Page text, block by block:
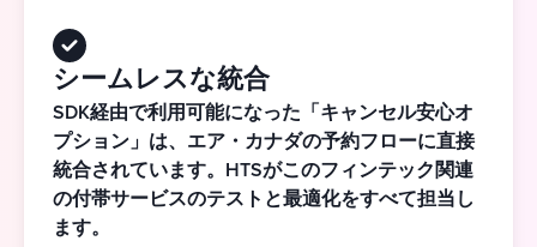
シームレスな統合
SDK経由で利用可能になった「キャンセル安心オ
プション」は、エア・カナダの予約フローに直接
統合されています。HTSがこのフィンテック関連
の付帯サービスのテストと最適化をすべて担当し
ます。